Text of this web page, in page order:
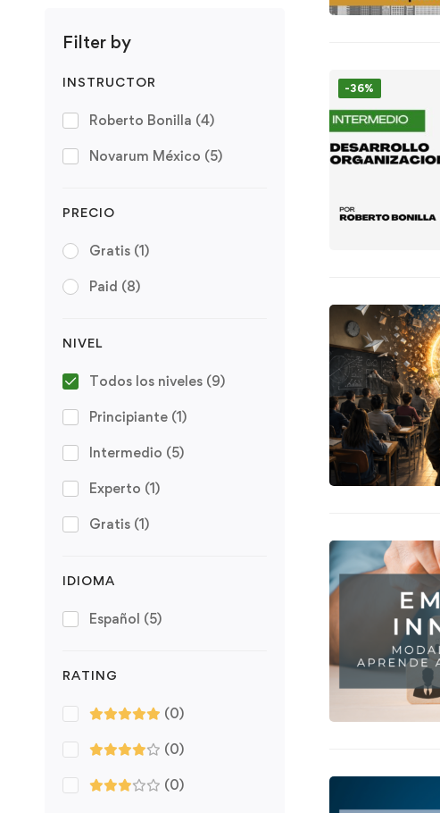
Filter by
INSTRUCTOR
Roberto Bonilla (4)
Novarum México (5)
PRECIO
Gratis (1)
Paid (8)
NIVEL
Todos los niveles (9)
Principiante (1)
Intermedio (5)
Experto (1)
Gratis (1)
IDIOMA
Español (5)
RATING
(0)
(0)
(0)
-36%